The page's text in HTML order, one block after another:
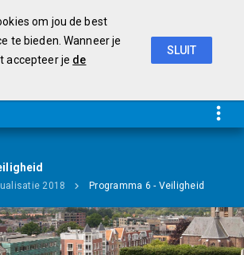
2018 Programma 6 - Veiligheid
om jou de best
te bieden. Wanneer je
accepteer je de
SLUIT